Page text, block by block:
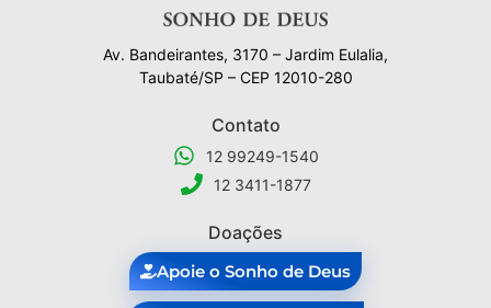
Av. Bandeirantes, 3170 – Jardim Eulalia,
Taubaté/SP – CEP 12010-280
Contato
12 99249-1540
12 3411-1877
Doações
Apoie o Sonho de Deus